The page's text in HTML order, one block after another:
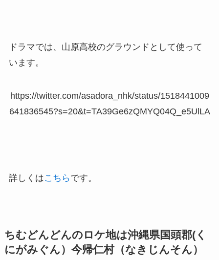
ドラマでは、山原高校のグラウンドとして使って
います。
https://twitter.com/asadora_nhk/status/1518441009
641836545?s=20&t=TA39Ge6zQMYQ04Q_e5UlLA
詳しくはこちら です。
ちむどんどんのロケ地は沖縄県国頭郡(く
にがみぐん）今帰仁村（なきじんそん）